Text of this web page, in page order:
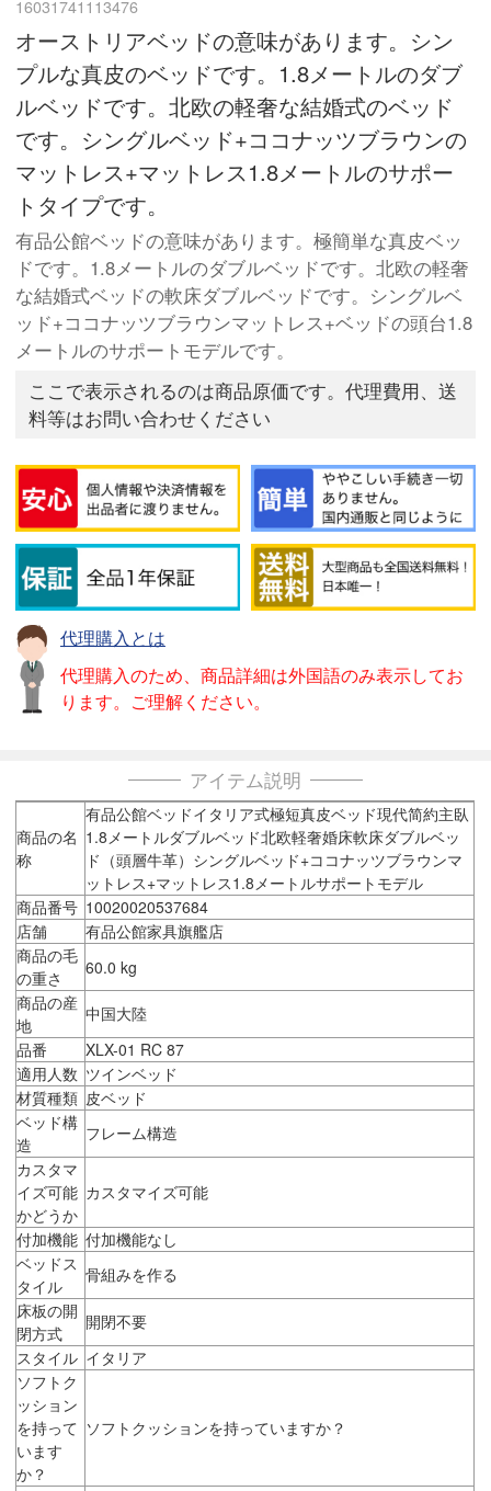
16031741113476
オーストリアベッドの意味があります。シン
プルな真皮のベッドです。1.8メートルのダブ
ルベッドです。北欧の軽奢な結婚式のベッド
です。シングルベッド+ココナッツブラウンの
マットレス+マットレス1.8メートルのサポー
トタイプです。
有品公館ベッドの意味があります。極簡単な真皮ベッ
ドです。1.8メートルのダブルベッドです。北欧の軽奢
な結婚式ベッドの軟床ダブルベッドです。シングルベ
ッド+ココナッツブラウンマットレス+ベッドの頭台1.8
メートルのサポートモデルです。
ここで表示されるのは商品原価です。代理費用、送
料等はお問い合わせください
代理購入とは
代理購入のため、商品詳細は外国語のみ表示してお
ります。ご理解ください。
アイテム説明
商品の名
称
有品公館ベッドイタリア式極短真皮ベッド現代简約主臥
1.8メートルダブルベッド北欧軽奢婚床軟床ダブルベッ
ド（頭層牛革）シングルベッド+ココナッツブラウンマ
ットレス+マットレス1.8メートルサポートモデル
商品番号 10020020537684
店舗
有品公館家具旗艦店
商品の毛
の重さ
60.0 kg
商品の産
地
中国大陸
品番
XLX-01 RC 87
適用人数 ツインベッド
材質種類 皮ベッド
ベッド構
造
フレーム構造
カスタマ
イズ可能
かどうか
カスタマイズ可能
付加機能 付加機能なし
ベッドス
タイル
骨組みを作る
床板の開
閉方式
開閉不要
スタイル イタリア
ソフトク
ッション
を持って
います
か？
ソフトクッションを持っていますか？